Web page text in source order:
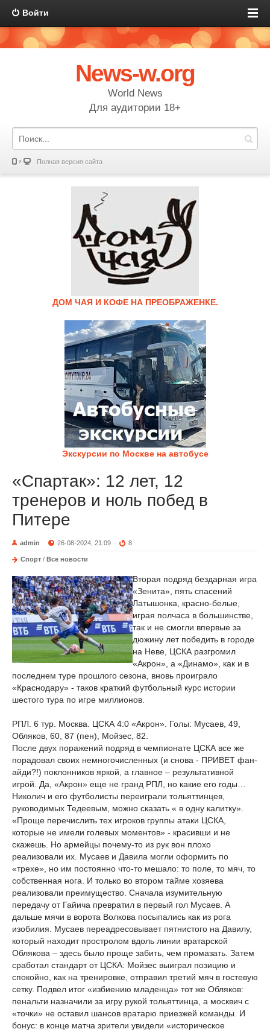
Войти
News-w.org
World News
Для аудитории 18+
Полная версия сайта
ДОМ ЧАЯ И КОФЕ НА ПРЕОБРАЖЕНКЕ.
Экскурсии по Москве на автобусе
«Спартак»: 12 лет, 12
тренеров и ноль побед в
Питере
admin 26-08-2024, 21:09 8
Спорт / Все новости
Вторая подряд бездарная игра
«Зенита», пять спасений
Латышонка, красно-белые,
играя полчаса в большинстве,
так и не смогли впервые за
дюжину лет победить в городе
на Неве, ЦСКА разгромил
«Акрон», а «Динамо», как и в
последнем туре прошлого сезона, вновь проиграло
«Краснодару» - таков краткий футбольный курс истории
шестого тура по игре миллионов.
РПЛ. 6 тур. Москва. ЦСКА 4:0 «Акрон». Голы: Мусаев, 49,
Обляков, 60, 87 (пен), Мойзес, 82.
После двух поражений подряд в чемпионате ЦСКА все же
порадовал своих немногочисленных (и снова - ПРИВЕТ фан-
айди?!) поклонников яркой, а главное – результативной
игрой. Да, «Акрон» еще не гранд РПЛ, но какие его годы…
Николич и его футболисты переиграли тольяттинцев,
руководимых Тедеевым, можно сказать « в одну калитку».
«Проще перечислить тех игроков группы атаки ЦСКА,
которые не имели голевых моментов» - красивши и не
скажешь. Но армейцы почему-то из рук вон плохо
реализовали их. Мусаев и Давила могли оформить по
«трехе», но им постоянно что-то мешало: то поле, то мяч, то
собственная нога. И только во втором тайме хозяева
реализовали преимущество. Сначала изумительную
передачу от Гайича превратил в первый гол Мусаев. А
дальше мячи в ворота Волкова посыпались как из рога
изобилия. Мусаев переадресовывает пятнистого на Давилу,
который находит простролом вдоль линии вратарской
Облякова – здесь было проще забить, чем промазать. Затем
сработал стандарт от ЦСКА: Мойзес выиграл позицию и
спокойно, как на тренировке, отправил третий мяч в гостевую
сетку. Подвел итог «избиению младенца» тот же Обляков:
пенальти назначили за игру рукой тольяттинца, а москвич с
«точки» не оставил шансов вратарю приезжей команды. И
бонус: в конце матча зрители увидели «историческое